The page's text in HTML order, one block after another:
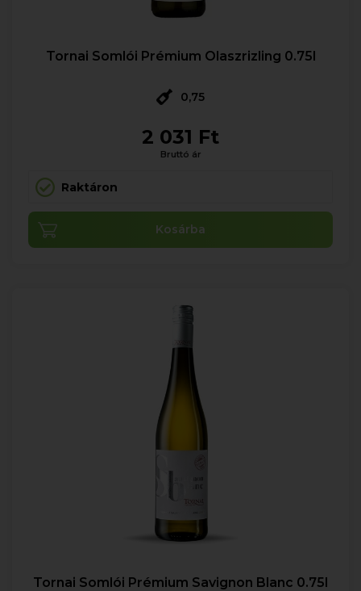
Tornai Somlói Prémium Olaszrizling 0.75l
0,75
2 031 Ft
Bruttó ár
Raktáron
Kosárba
Tornai Somlói Prémium Savignon Blanc 0.75l